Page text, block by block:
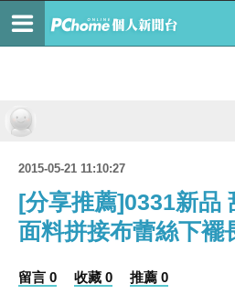
2015-05-21 11:10:27
[分享推薦]0331新品
面料拼接布蕾絲下襬
留言 0 收藏 0 推薦 0